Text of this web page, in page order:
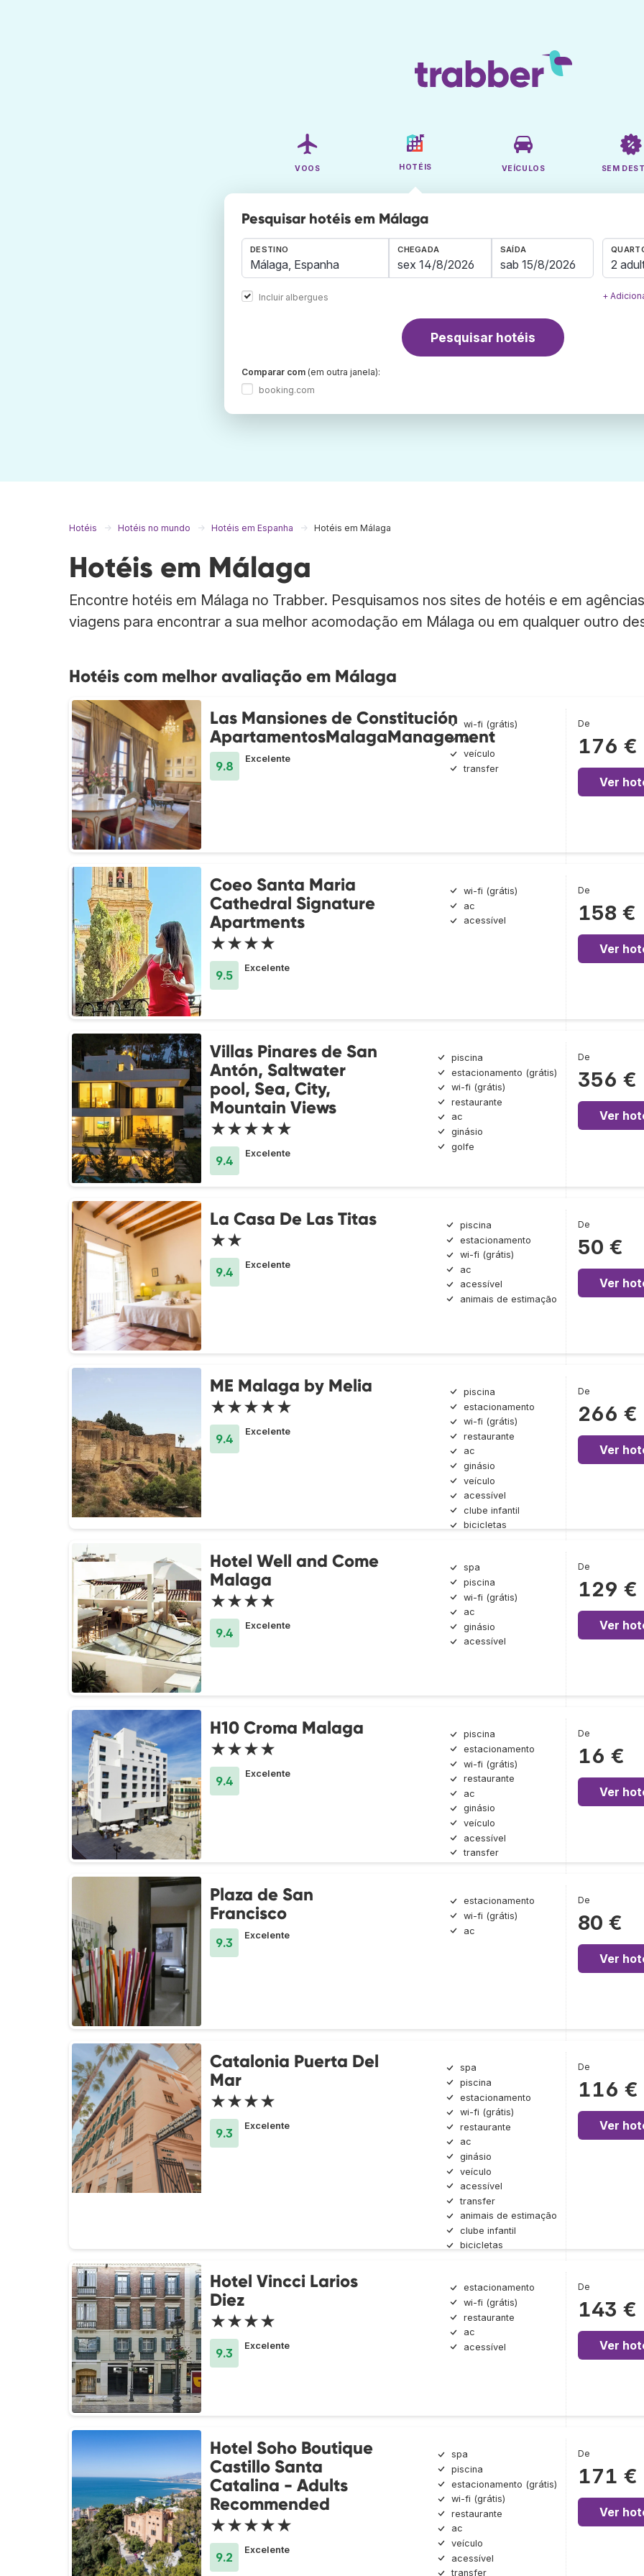
VOOS HOTÉIS VEÍCULOS SEM
Pesquisar hotéis em Málaga
DESTINO
Incluir albergues
CHEGADA SAÍDA
2
+
Pesquisar hotéis
Comparar com (em outra janela):
booking.com
Hotéis Hotéis no mundo Hotéis em Espanha Hotéis em Málaga
Hotéis em Málaga
Encontre hotéis em Málaga no Trabber. Pesquisamos nos sites de hotéis e em
viagens para encontrar a sua melhor acomodação em Málaga ou em qualquer outro
Hotéis com melhor avaliação em Málaga
Las Mansiones de Constitución
ApartamentosMalagaManagement
9.8
Excelente
wi-fi (grátis)
ac
veículo
transfer
De
176 €
Ver
Coeo Santa Maria
Cathedral Signature
Apartments
★★★★
9.5
Excelente
wi-fi (grátis)
ac
acessível
De
158 €
Ver
Villas Pinares de San
Antón, Saltwater
pool, Sea, City,
Mountain Views
★★★★★
9.4
Excelente
piscina
estacionamento (grátis)
wi-fi (grátis)
restaurante
ac
ginásio
golfe
De
356 €
Ver
La Casa De Las Titas
★★
9.4
Excelente
piscina
estacionamento
wi-fi (grátis)
ac
acessível
animais de estimação
De
50 €
Ver
ME Malaga by Melia
★★★★★
9.4
Excelente
piscina
estacionamento
wi-fi (grátis)
restaurante
ac
ginásio
veículo
acessível
clube infantil
bicicletas
De
266 €
Ver
Hotel Well and Come
Malaga
★★★★
9.4
Excelente
spa
piscina
wi-fi (grátis)
ac
ginásio
acessível
De
129 €
Ver
H10 Croma Malaga
★★★★
9.4
Excelente
piscina
estacionamento
wi-fi (grátis)
restaurante
ac
ginásio
veículo
acessível
transfer
De
16 €
Ver
Plaza de San
Francisco
9.3
Excelente
estacionamento
wi-fi (grátis)
ac
De
80 €
Ver
Catalonia Puerta Del
Mar
★★★★
9.3
Excelente
spa
piscina
estacionamento
wi-fi (grátis)
restaurante
ac
ginásio
veículo
acessível
transfer
animais de estimação
clube infantil
bicicletas
De
116 €
Ver
Hotel Vincci Larios
Diez
★★★★
9.3
Excelente
estacionamento
wi-fi (grátis)
restaurante
ac
acessível
De
143 €
Ver
Hotel Soho Boutique
Castillo Santa
Catalina - Adults
Recommended
★★★★★
9.2
Excelente
spa
piscina
estacionamento (grátis)
wi-fi (grátis)
restaurante
ac
veículo
acessível
transfer
De
171 €
Ver